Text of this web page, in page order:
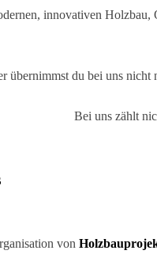
innovativen
übernimmst du bei uns
Bei uns zählt
von